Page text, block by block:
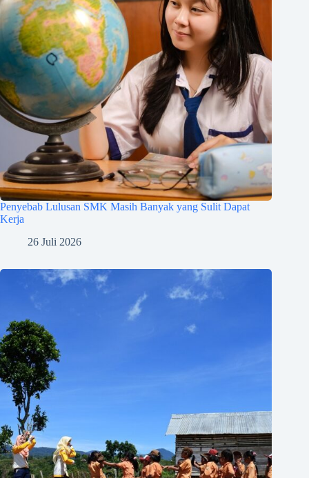
Penyebab Lulusan SMK Masih Banyak yang Sulit Dapat
Kerja
26 Juli 2026